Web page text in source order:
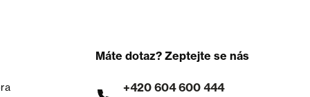
Máte dotaz? Zeptejte se nás
+420 604 600 444